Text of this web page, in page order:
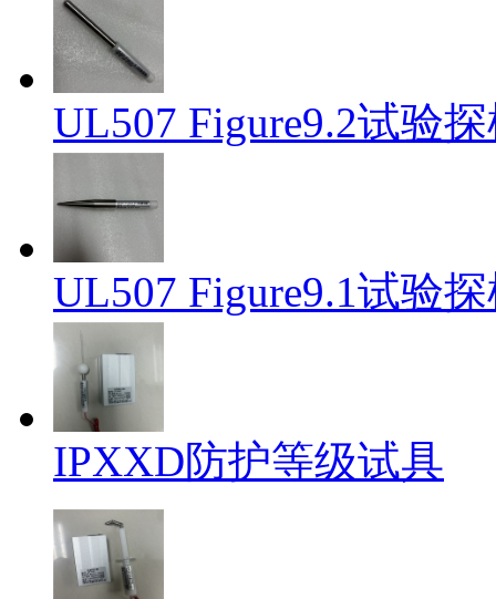
UL507 Figure9.2试验
UL507 Figure9.1试验
IPXXD防护等级试具